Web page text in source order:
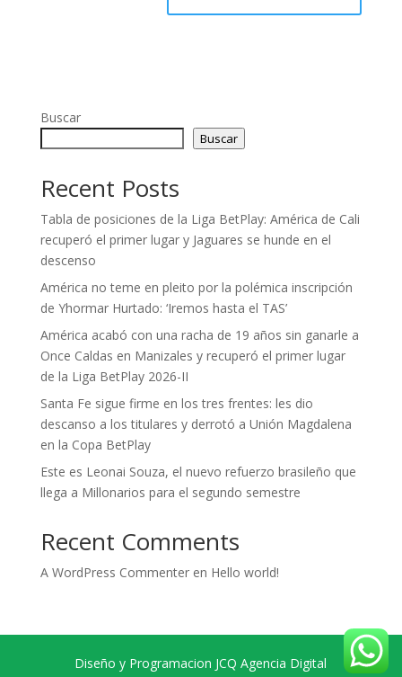
Buscar
Buscar
Recent Posts
Tabla de posiciones de la Liga BetPlay: América de Cali
recuperó el primer lugar y Jaguares se hunde en el
descenso
América no teme en pleito por la polémica inscripción
de Yhormar Hurtado: ‘Iremos hasta el TAS’
América acabó con una racha de 19 años sin ganarle a
Once Caldas en Manizales y recuperó el primer lugar
de la Liga BetPlay 2026-II
Santa Fe sigue firme en los tres frentes: les dio
descanso a los titulares y derrotó a Unión Magdalena
en la Copa BetPlay
Este es Leonai Souza, el nuevo refuerzo brasileño que
llega a Millonarios para el segundo semestre
Recent Comments
A WordPress Commenteren Hello world!
Diseño y Programacion JCQ Agencia Digital